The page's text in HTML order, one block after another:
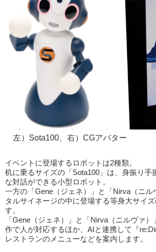
左）Sota100、右）CGアバター
イベントに登場するロボットは2種類。
机に乗るサイズの「Sota100」は、身振り手
な対話ができる小型ロボット。
一方の「Gene（ジェネ）」と「Nirva（ニル
タルサイネージの中に登場する等身大サイ
す。
「Gene（ジェネ）」と「Nirva（ニルヴァ
作で人が対応するほか、AIと連携して『
レストランのメニューなどを案内します。